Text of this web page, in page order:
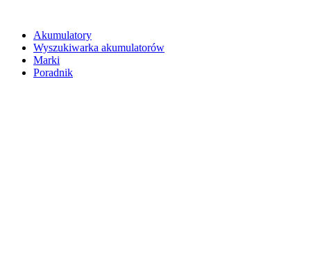
Akumulatory
Wyszukiwarka akumulatorów
Marki
Poradnik